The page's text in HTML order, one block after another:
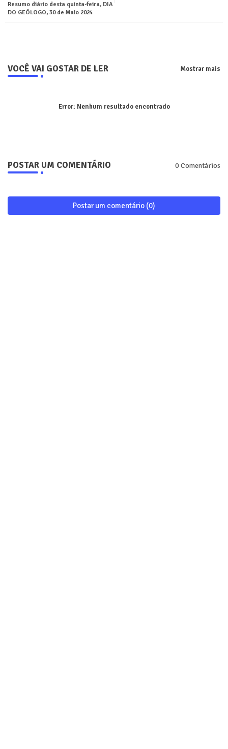
ter
Resumo diário desta quinta-feira, DIA
DO GEÓLOGO, 30 de Maio 2024
VOCÊ VAI GOSTAR DE LER Mostrar mais
Error: Nenhum resultado encontrado
POSTAR UM COMENTÁRIO 0 Comentários
Postar um comentário (0)